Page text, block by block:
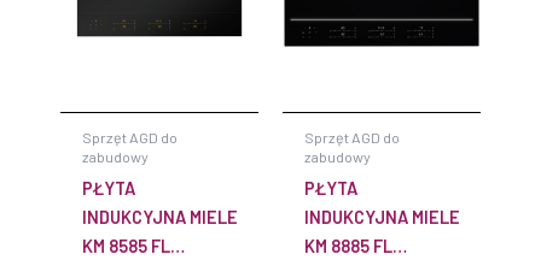
Sprzęt AGD do
zabudowy
PŁYTA
INDUKCYJNA MIELE
KM 8585 FL
Sprzęt AGD do
zabudowy
PŁYTA
INDUKCYJNA MIELE
KM 8885 FL